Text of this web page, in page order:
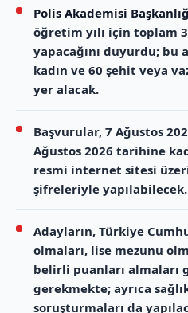
Polis Akademisi
öğretim yılı için toplam
yapacağını duyurdu; bu
kadın ve 60 şehit veya
yer alacak.
Başvurular, 7 Ağustos
Ağustos 2026 tarihine
resmi internet sitesi
şifreleriyle yapılabilecek.
Adayların, Türkiye
olmaları, lise mezunu
belirli puanları almaları
gerekmekte; ayrıca
soruşturmaları da